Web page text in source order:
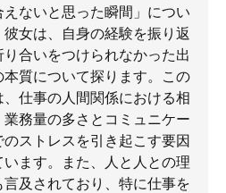
えないと思った瞬間」につい
女は、自身の経験を振り返
合いをつけられなかった出
質について探ります。この
仕事の人間関係における相
務量の多さとコミュニケー
ストレスを引き起こす要因
ます。また、人と人との理
及されており、特に仕事を